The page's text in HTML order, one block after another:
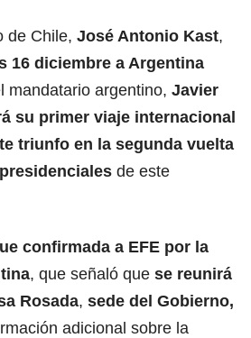
de Chile, José Antonio Kast,
16 diciembre a Argentina
mandatario argentino, Javier
su primer viaje internacional
triunfo en la segunda vuelta
de este
confirmada a EFE por la
, que señaló que se reunirá
Rosada, sede del Gobierno,
adicional sobre la